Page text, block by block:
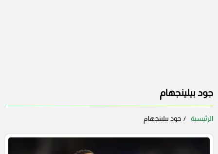
جود بيلينجهام
الرئيسية جود بيلينجهام